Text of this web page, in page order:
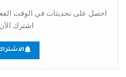
احصل على تحديثات في الوقت
اشترك